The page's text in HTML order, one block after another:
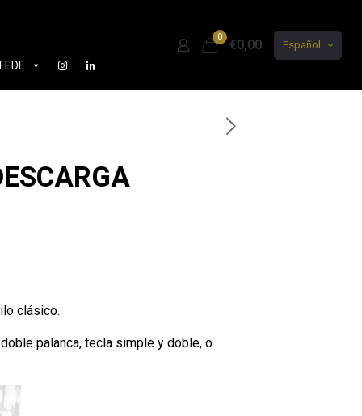
0
€0,00 Español
clásico.
palanca, tecla simple y doble, o